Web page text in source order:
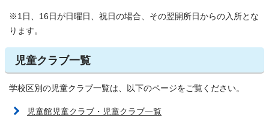
※1日、16日が日曜日、祝日の場合、その翌開所日からの入所とな
ります。
児童クラブ一覧
学校区別の児童クラブ一覧は、以下のページをご覧ください。
児童館児童クラブ・児童クラブ一覧